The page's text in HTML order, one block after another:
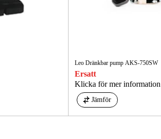
Leo Dränkbar pump AKS-750SW
Ersatt
Klicka för mer information
Jämför